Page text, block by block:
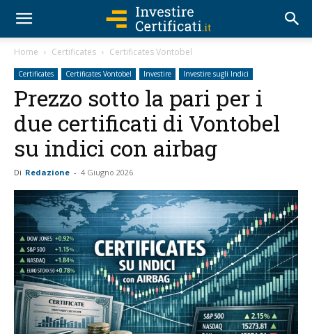
Home Certificates Certificates Vontobel
Certificates Certificates Vontobel Investire Investire sugli Indici
Prezzo sotto la pari per i
due certificati di Vontobel
su indici con airbag
Di Redazione - 4 Giugno 2026